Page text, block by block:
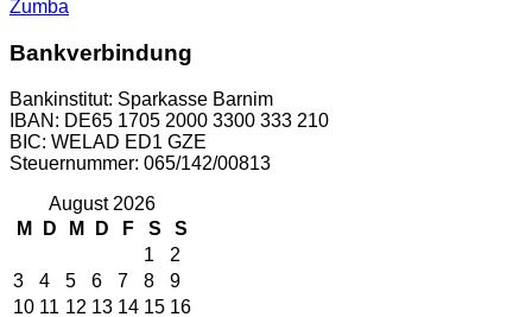
Zumba
Bankverbindung
Bankinstitut: Sparkasse Barnim
IBAN: DE65 1705 2000 3300 333 210
BIC: WELAD ED1 GZE
Steuernummer: 065/142/00813
August 2026
M
D M D F S
S
1
2
3
4 5 6 7 8
9
10 11 12 13 14 15 16